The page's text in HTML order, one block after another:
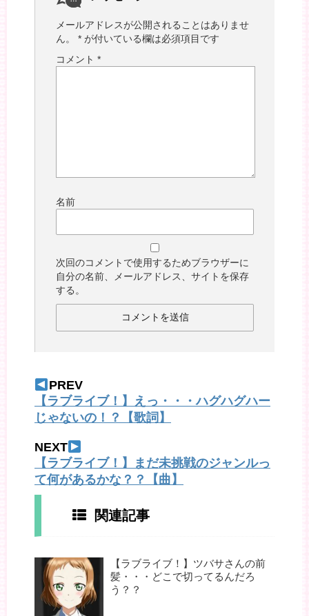
メールアドレスが公開されることはありませ
ん。
* が付いている欄は必須項目です
コメント *
名前
次回のコメントで使用するためブラウザーに
自分の名前、メールアドレス、サイトを保存
する。
PREV
【ラブライブ！】えっ・・・ハグハグハー
じゃないの！？【歌詞】
NEXT
【ラブライブ！】まだ未挑戦のジャンルっ
て何があるかな？？【曲】
関連記事
【ラブライブ！】ツバサさんの前
髪・・・どこで切ってるんだろ
う？？